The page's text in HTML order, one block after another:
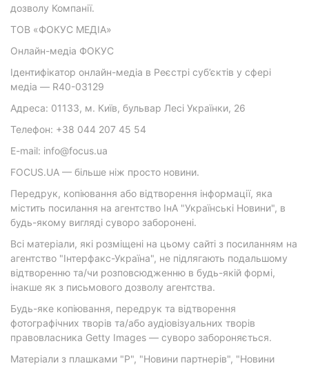
дозволу Компанії.
ТОВ «ФОКУС МЕДІА»
Онлайн-медіа ФОКУС
Ідентифікатор онлайн-медіа в Реєстрі суб’єктів у сфері
медіа — R40-03129
Адреса: 01133, м. Київ, бульвар Лесі Українки, 26
Телефон: +38 044 207 45 54
E-mail: info@focus.ua
FOCUS.UA — більше ніж просто новини.
Передрук, копіювання або відтворення інформації, яка
містить посилання на агентство ІнА "Українські Новини", в
будь-якому вигляді суворо заборонені.
Всі матеріали, які розміщені на цьому сайті з посиланням на
агентство "Інтерфакс-Україна", не підлягають подальшому
відтворенню та/чи розповсюдженню в будь-якій формі,
інакше як з письмового дозволу агентства.
Будь-яке копіювання, передрук та відтворення
фотографічних творів та/або аудіовізуальних творів
правовласника Getty Images — суворо забороняється.
Матеріали з плашками "Р", "Новини партнерів", "Новини